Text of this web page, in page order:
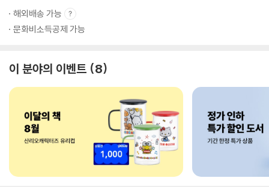
해외배송 가능
문화비소득공제 가능
이 분야의 이벤트 8